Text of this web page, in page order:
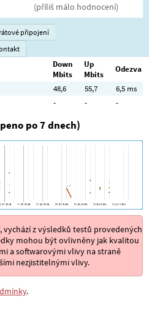
(příliš málo hodnocení)
připojení
Down
Mbits
Up
Mbits
Odezva
48,6 55,7
6,5 ms
- - -
po 7 dnech)
z výsledků testů provedených
mohou být ovlivněny jak kvalitou
a softwarovými vlivy na straně
nezjistitelnými vlivy.
.